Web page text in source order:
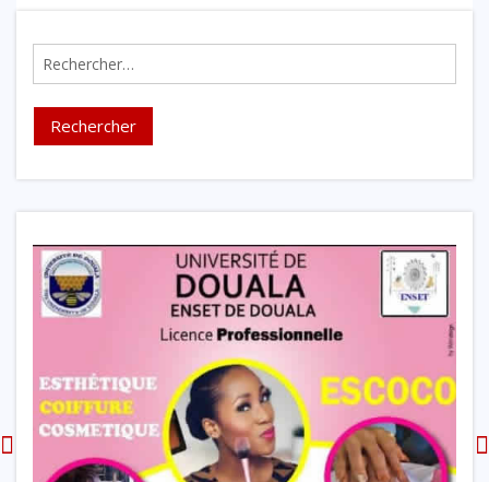
Rechercher :